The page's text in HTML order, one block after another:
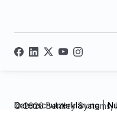
© 2026 Bentley Systems,
Datenschutzerklärung|